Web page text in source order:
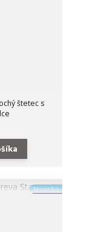
štetec s
Novinka